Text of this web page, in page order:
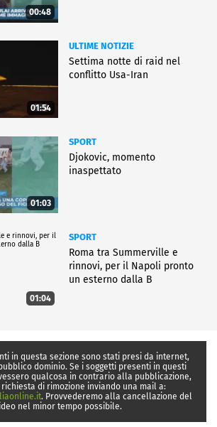
00:48
01:54
ULTIME NOTIZIE
Settima notte di raid nel
conflitto Usa-Iran
01:03
SPORT
Djokovic, momento
inaspettato
01:04
SPORT
Roma tra Summerville e
rinnovi, per il Napoli pronto
un esterno dalla B
in questa sezione sono stati presi da internet,
dominio. Se i soggetti presenti in questi
qualcosa in contrario alla pubblicazione,
di rimozione inviando una mail a:
. Provvederemo alla cancellazione del
nel minor tempo possibile.